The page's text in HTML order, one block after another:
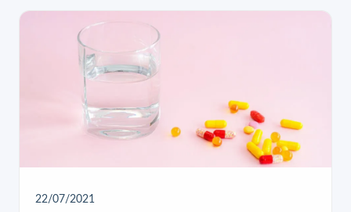
22/07/2021